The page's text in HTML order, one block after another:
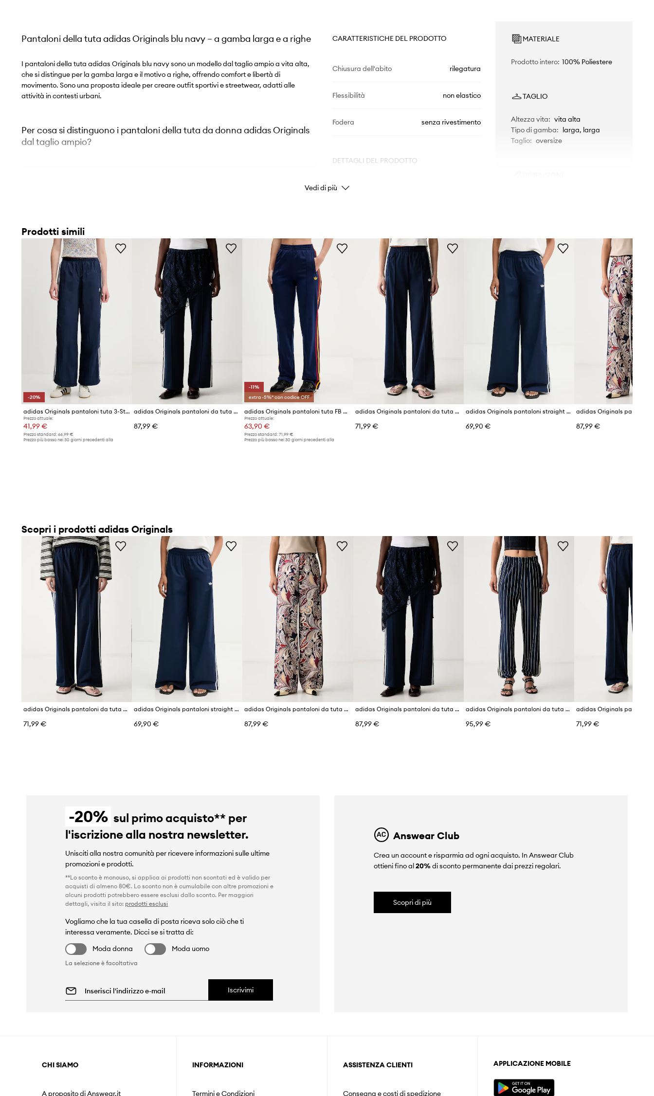
Pantaloni della tuta adidas Originals blu navy – a gamba larga e a righe
I pantaloni della tuta adidas Originals blu navy sono un modello dal taglio ampio a vita alta,
che si distingue per la gamba larga e il motivo a righe, offrendo comfort e libertà di
movimento. Sono una proposta ideale per creare outfit sportivi e streetwear, adatti alle
attività in contesti urbani.
Per cosa si distinguono i pantaloni della tuta da donna adidas Originals
dal taglio ampio?
un look moderno
Vita alta– permette una vestibilità comoda e valorizza la silhouette
Tessuto di medio spessore – materiale non elasticizzato che mantiene la forma
Motivo a righe – aggiunge un tocco dinamico e distingue il modello dagli altri
Tasche laterali con zip e coulisse in vita– aumentano la funzionalità e
migliorano la vestibilità
Stile sportivo e streetwear – ideali per abbinamenti urbani e casual
CARATTERISTICHE DEL PRODOTTO
Chiusura dell'abito rilegatura
Flessibilità non elastico
Fodera senza rivestimento
DETTAGLI DEL PRODOTTO
Codice del fabbricante
Marchio/Brand adidas Originals
MATERIALE
Prodotto intero: 100% Poliestere
TAGLIO
Altezza vita: vita alta
Tipo di gamba: larga, larga
Taglio: oversize
taglia che si indossa normalmente.
Tabella di taglie
Vedi di più
Prodotti simili
-20%
adidas Originals pantaloni tuta 3-Stripes
Prezzo attuale:
41,99 €
Prezzo standard: 66,99 €
Prezzo più basso nei 30 giorni precedenti alla
adidas Originals pantaloni da tuta da donna Lace Injection
87,99 €
-11%
extra -5%* con codice OFF
adidas Originals pantaloni tuta FB CLASSIC
Prezzo attuale:
63,90 €
Prezzo standard: 71,99 €
Prezzo più basso nei 30 giorni precedenti alla
adidas Originals pantaloni da tuta da donna
71,99 €
adidas Originals pantaloni straight da donna in cotone con elastan
69,90 € 87,99 €
Scopri i prodotti adidas Originals
adidas Originals pantaloni da tuta da donna Firebird
71,99 €
adidas Originals pantaloni straight da donna in cotone con elastan
69,90 €
adidas Originals pantaloni da tuta da donna Liberty
87,99 €
adidas Originals pantaloni da tuta da donna Lace Injection
87,99 €
adidas Originals pantaloni da tuta da donna Firebird
95,99 € 71,99 €
-20% sul primo acquisto** per
l'iscrizione alla nostra newsletter.
Unisciti alla nostra comunità per ricevere informazioni sulle ultime
promozioni e prodotti.
**Lo sconto è monouso, si applica ai prodotti non scontati ed è valido per
acquisti di almeno 80€. Lo sconto non è cumulabile con altre promozioni e
alcuni prodotti potrebbero essere esclusi dallo sconto. Per maggiori
dettagli, visita il sito: prodotti esclusi
Vogliamo che la tua casella di posta riceva solo ciò che ti
interessa veramente. Dicci se si tratta di:
Moda donna
Moda uomo
La selezione è facoltativa
Iscrivimi
Answear Club
Crea un account e risparmia ad ogni acquisto. In Answear Club
ottieni fino al 20%di sconto permanente dai prezzi regolari.
Scopri di più
CHI SIAMO
A proposito di Answear.it
INFORMAZIONI
Termini e Condizioni
ASSISTENZA CLIENTI
Consegna e costi di spedizione
APPLICAZIONE MOBILE